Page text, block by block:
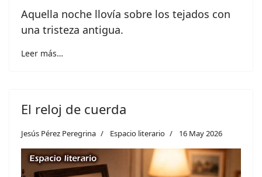
Aquella noche llovía sobre los tejados con
una tristeza antigua.
Leer más…
El reloj de cuerda
Jesús Pérez Peregrina Espacio literario 16 May 2026